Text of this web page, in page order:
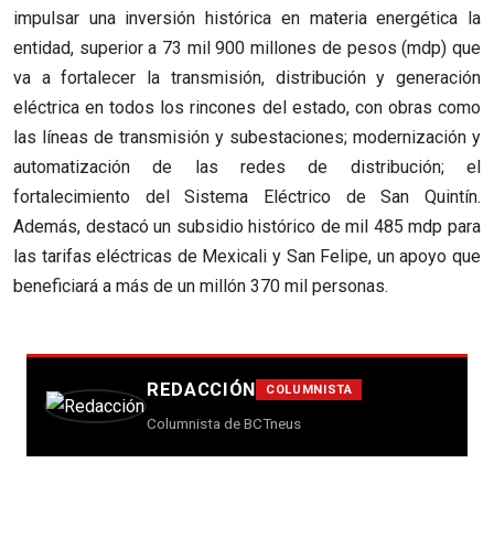
impulsar una inversión histórica en materia energética la
entidad, superior a 73 mil 900 millones de pesos (mdp) que
va a fortalecer la transmisión, distribución y generación
eléctrica en todos los rincones del estado, con obras como
las líneas de transmisión y subestaciones; modernización y
automatización de las redes de distribución; el
fortalecimiento del Sistema Eléctrico de San Quintín.
Además, destacó un subsidio histórico de mil 485 mdp para
las tarifas eléctricas de Mexicali y San Felipe, un apoyo que
beneficiará a más de un millón 370 mil personas.
REDACCIÓN COLUMNISTA
Columnista de BCTneus